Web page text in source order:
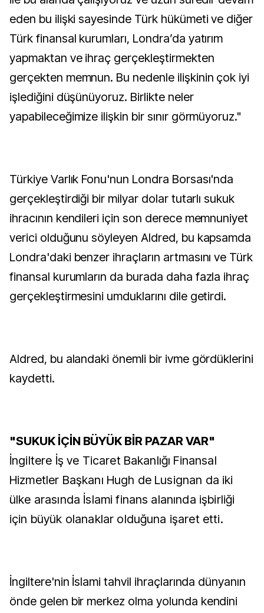
eden bu ilişki sayesinde Türk hükümeti ve diğer
Türk finansal kurumları, Londra’da yatırım
yapmaktan ve ihraç gerçekleştirmekten
gerçekten memnun. Bu nedenle ilişkinin çok iyi
işlediğini düşünüyoruz. Birlikte neler
yapabileceğimize ilişkin bir sınır görmüyoruz."
Türkiye Varlık Fonu'nun Londra Borsası'nda
gerçekleştirdiği bir milyar dolar tutarlı sukuk
ihracının kendileri için son derece memnuniyet
verici olduğunu söyleyen Aldred, bu kapsamda
Londra'daki benzer ihraçların artmasını ve Türk
finansal kurumların da burada daha fazla ihraç
gerçekleştirmesini umduklarını dile getirdi.
Aldred, bu alandaki önemli bir ivme gördüklerini
kaydetti.
"SUKUK İÇİN BÜYÜK BİR PAZAR VAR"
İngiltere İş ve Ticaret Bakanlığı Finansal
Hizmetler Başkanı Hugh de Lusignan da iki
ülke arasında İslami finans alanında işbirliği
için büyük olanaklar olduğuna işaret etti.
İngiltere'nin İslami tahvil ihraçlarında dünyanın
önde gelen bir merkez olma yolunda kendini